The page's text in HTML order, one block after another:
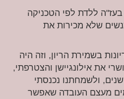
ללדת לפי הטכניקה
שלא מכירות את
"הייתי 2 הריונות בשמירת הריון, וזה היה
את אילונגיישן והצטרפתי,
אני מתאמנת כאן כבר 3 שנים, ולשמחתנו נכנסתי
מעצם העובדה שאפשר